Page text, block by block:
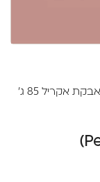
/ אבקת אקריל 85 ג'